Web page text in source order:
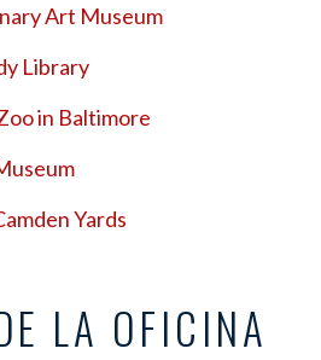
Art Museum
Library
in Baltimore
Yards
LA OFICINA